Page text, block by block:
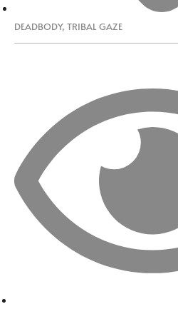
DEADBODY, TRIBAL GAZE